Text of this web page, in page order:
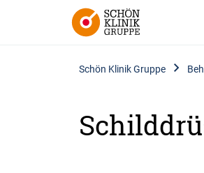
Schön Klinik Gruppe